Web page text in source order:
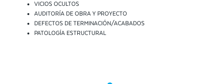
VICIOS OCULTOS
AUDITORÍA DE OBRA Y PROYECTO
DEFECTOS DE TERMINACIÓN/ACABADOS
PATOLOGÍA ESTRUCTURAL